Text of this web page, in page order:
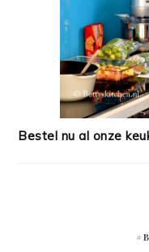
Bestel nu al onze